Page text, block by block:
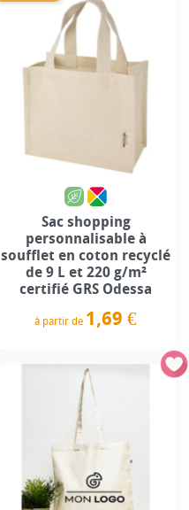
Sac shopping
personnalisable à
soufflet en coton recyclé
de 9 L et 220 g/m²
certifié GRS Odessa
à partir de 1,69 €